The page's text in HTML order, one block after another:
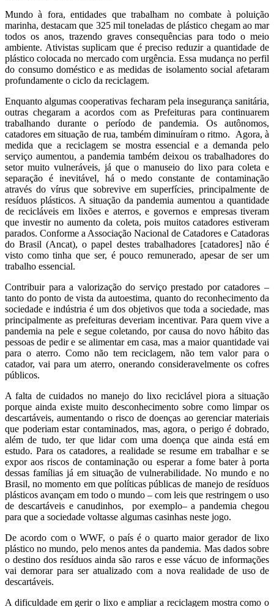
Mundo à fora, entidades que trabalham no combate à poluição
marinha, destacam que 325 mil toneladas de plástico chegam ao mar
todos os anos, trazendo graves consequências para todo o meio
ambiente. Ativistas suplicam que é preciso reduzir a quantidade de
plástico colocada no mercado com urgência. Essa mudança no perfil
do consumo doméstico e as medidas de isolamento social afetaram
profundamente o ciclo da reciclagem.
Enquanto algumas cooperativas fecharam pela insegurança sanitária,
outras chegaram a acordos com as Prefeituras para continuarem
trabalhando durante o período de pandemia. Os autônomos,
catadores em situação de rua, também diminuíram o ritmo. Agora, à
medida que a reciclagem se mostra essencial e a demanda pelo
serviço aumentou, a pandemia também deixou os trabalhadores do
setor muito vulneráveis, já que o manuseio do lixo para coleta e
separação é inevitável, há o medo constante de contaminação
através do vírus que sobrevive em superfícies, principalmente de
resíduos plásticos. A situação da pandemia aumentou a quantidade
de recicláveis em lixões e aterros, e governos e empresas tiveram
que investir no aumento da coleta, pois muitos catadores estiveram
parados. Conforme a Associação Nacional de Catadores e Catadoras
do Brasil (Ancat), o papel destes trabalhadores [catadores] não é
visto como tinha que ser, é pouco remunerado, apesar de ser um
trabalho essencial.
Contribuir para a valorização do serviço prestado por catadores –
tanto do ponto de vista da autoestima, quanto do reconhecimento da
sociedade e indústria é um dos objetivos que toda a sociedade, mas
principalmente as prefeituras deveriam incentivar. Para quem vive a
pandemia na pele e segue coletando, por causa do novo hábito das
pessoas de pedir e se alimentar em casa, mas a maior quantidade vai
para o aterro. Como não tem reciclagem, não tem valor para o
catador, vai para um aterro, onerando consideravelmente os cofres
públicos.
A falta de cuidados no manejo do lixo reciclável piora a situação
porque ainda existe muito desconhecimento sobre como limpar os
descartáveis, aumentando o risco de doenças ao gerenciar materiais
que poderiam estar contaminados, mas, agora, o perigo é dobrado,
além de tudo, ter que lidar com uma doença que ainda está em
estudo. Para os catadores, a realidade se resume em trabalhar e se
expor aos riscos de contaminação ou esperar a fome bater à porta
dessas famílias já em situação de vulnerabilidade. No mundo e no
Brasil, no momento em que políticas públicas de manejo de resíduos
plásticos avançam em todo o mundo – com leis que restringem o uso
de descartáveis e canudinhos, por exemplo– a pandemia chegou
para que a sociedade voltasse algumas casinhas neste jogo.
De acordo com o WWF, o país é o quarto maior gerador de lixo
plástico no mundo, pelo menos antes da pandemia. Mas dados sobre
o destino dos resíduos ainda são raros e esse vácuo de informações
vai demorar para ser atualizado com a nova realidade de uso de
descartáveis.
A dificuldade em gerir o lixo e ampliar a reciclagem mostra como o